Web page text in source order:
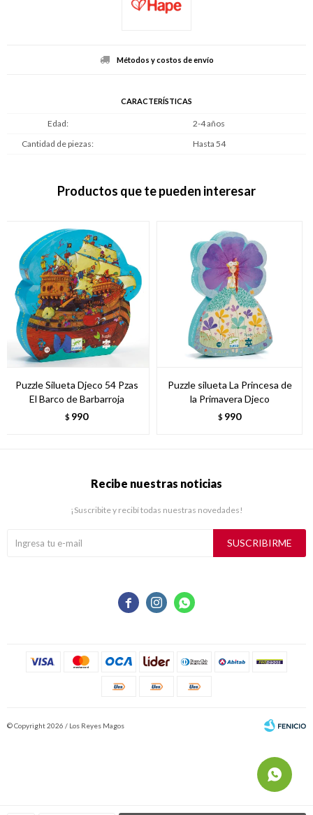
Métodos y costos de envío
CARACTERÍSTICAS
Edad
2-4 años
Cantidad de piezas
Hasta 54
Productos que te pueden interesar
Puzzle Silueta Djeco 54 Pzas
El Barco de Barbarroja
$ 990
Puzzle silueta La Princesa de
la Primavera Djeco
$ 990
  
Recibe nuestras noticias
¡Suscribite y recibí todas nuestras novedades!
SUSCRIBIRME
© Copyright 2026 / Los Reyes Magos